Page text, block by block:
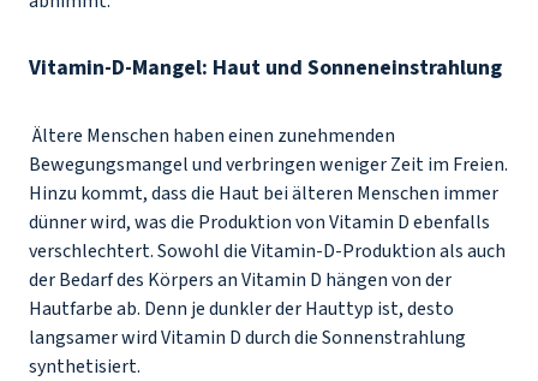
Vitamin-D-Mangel: Haut und Sonneneinstrahlung
Ältere Menschen haben einen zunehmenden
Bewegungsmangel und verbringen weniger Zeit im Freien.
Hinzu kommt, dass die Haut bei älteren Menschen immer
dünner wird, was die Produktion von Vitamin D ebenfalls
verschlechtert. Sowohl die Vitamin-D-Produktion als auch
der Bedarf des Körpers an Vitamin D hängen von der
Hautfarbe ab. Denn je dunkler der Hauttyp ist, desto
langsamer wird Vitamin D durch die Sonnenstrahlung
synthetisiert.